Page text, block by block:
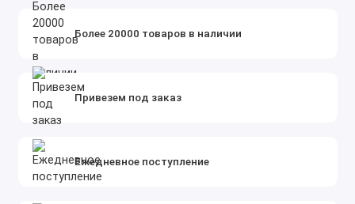
Более 20000 товаров в наличии
Привезем под заказ
Ежедневное поступление